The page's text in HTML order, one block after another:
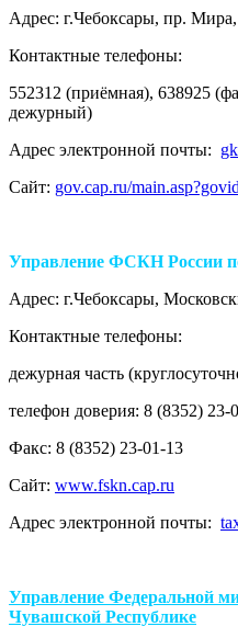
Адрес: г.Чебоксары, пр.
Контактные телефоны:
552312 (приёмная), 638925
дежурный)
Адрес электронной почты:
Сайт: gov.cap.ru/
Управление ФСКН России
Адрес: г.Чебоксары,
Контактные телефоны:
дежурная часть
телефон доверия: 8 (8352) 23-
Факс: 8 (8352) 23-01-13
Сайт: www.fskn.cap.ru
Адрес электронной почты:
Управление Федеральной
Чувашской Республике